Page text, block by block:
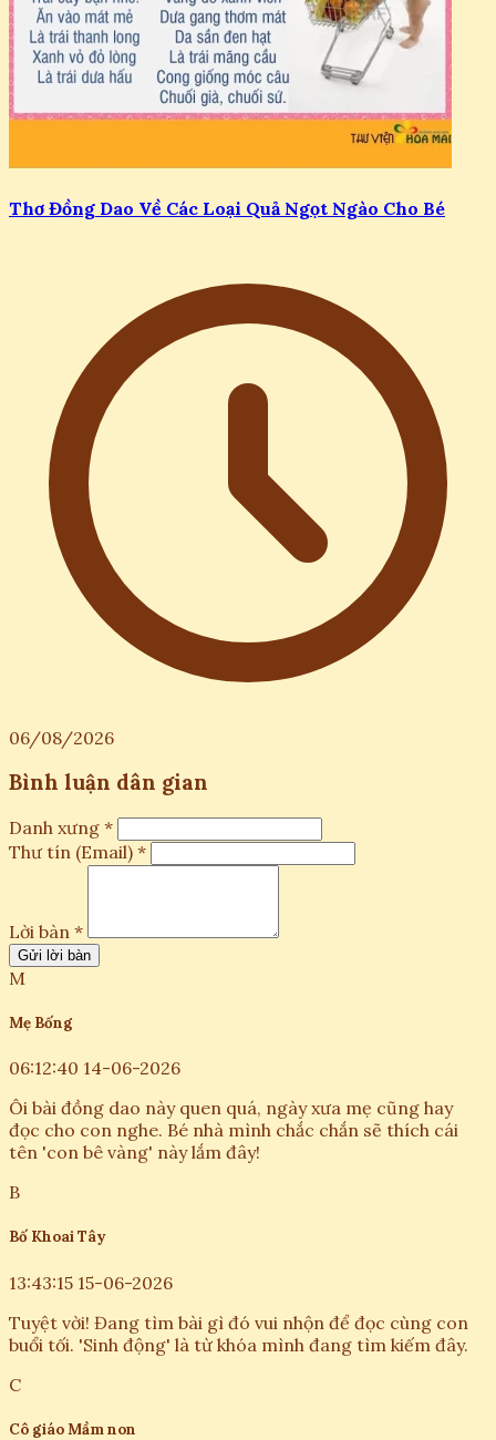
Thơ Đồng Dao Về Các Loại Quả Ngọt Ngào Cho Bé
06/08/2026
Bình luận dân gian
Danh xưng *
Thư tín (Email) *
Lời bàn *
Gửi lời bàn
M
Mẹ Bống
06:12:40 14-06-2026
Ôi bài đồng dao này quen quá, ngày xưa mẹ cũng hay
đọc cho con nghe. Bé nhà mình chắc chắn sẽ thích cái
tên 'con bê vàng' này lắm đây!
B
Bố Khoai Tây
13:43:15 15-06-2026
Tuyệt vời! Đang tìm bài gì đó vui nhộn để đọc cùng con
buổi tối. 'Sinh động' là từ khóa mình đang tìm kiếm đây.
C
Cô giáo Mầm non